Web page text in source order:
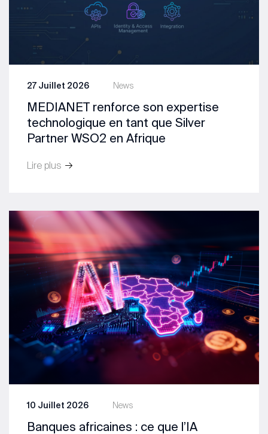
News
27 Juillet 2026
MEDIANET renforce son expertise
technologique en tant que Silver
Partner WSO2 en Afrique
Lire plus
News
10 Juillet 2026
Banques africaines : ce que l’IA